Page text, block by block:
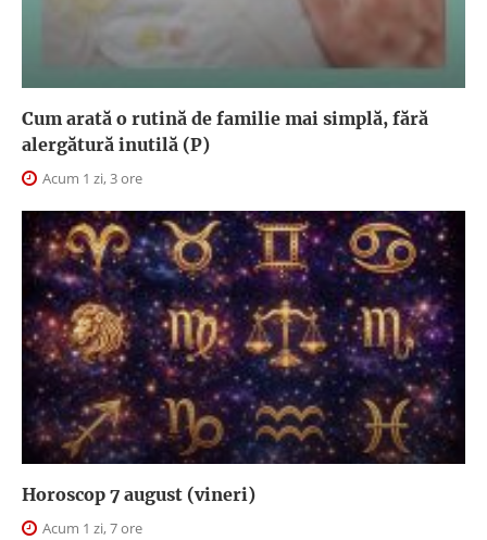
Cum arată o rutină de familie mai simplă, fără
alergătură inutilă (P)
Acum 1 zi, 3 ore
Horoscop 7 august (vineri)
Acum 1 zi, 7 ore